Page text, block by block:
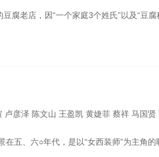
下冲突与矛盾的伏笔。讲述一个家庭守护传统豆腐老店并克服挑战的温馨故事。 新电视剧排行榜，韩国电视剧、泰国电视剧、香港TVB全新电视剧排行榜、好看的电视剧等热播电视剧排行榜，并提供免
黄婕菲 蔡祥 马国贤 孙绽 陈婉婷 王丁筑 璟宣 许瀞蔆 张雁名 颜邦智 曹景俊 陈玹宇 李緻
掉进了枯井，众人设法救它，都没有成功，就决定埋了它。驴子悲声鸣叫，可当泥土落下的时候，它却出乎意料地安静了。它努力抖落背上的泥土，把它们踩在脚下，让自